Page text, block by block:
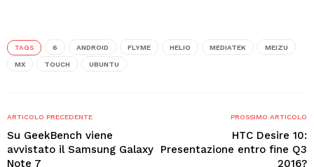
TAGS 6 ANDROID FLYME HELIO MEDIATEK MEIZU
MX TOUCH UBUNTU
ARTICOLO PRECEDENTE
Su GeekBench viene
avvistato il Samsung Galaxy
Note 7
PROSSIMO ARTICOLO
HTC Desire 10:
Presentazione entro fine Q3
2016?